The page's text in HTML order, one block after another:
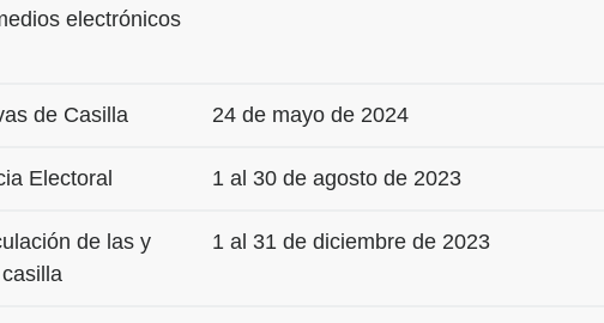
electrónicos
de Casilla 24 de mayo de 2024
Electoral 1 al 30 de agosto de 2023
de las y
1 al 31 de diciembre de 2023